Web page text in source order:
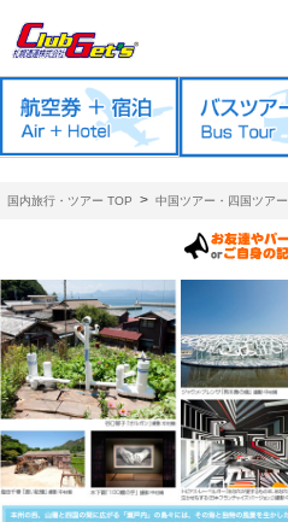
国内旅行・ツアー TOP > 中国ツアー・四国ツアー